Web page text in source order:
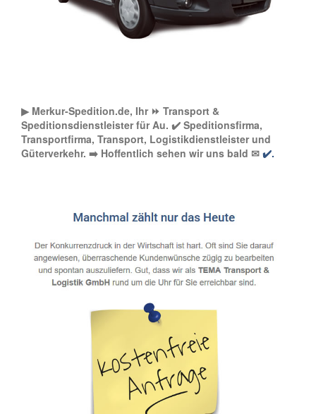
▶︎ Merkur-Spedition.de, Ihr ⏩ Transport &
Speditionsdienstleister für Au. ✔️ Speditionsfirma,
Transportfirma, Transport, Logistikdienstleister und
Güterverkehr. ➡️ Hoffentlich sehen wir uns bald ✉ ✔️.